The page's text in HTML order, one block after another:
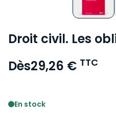
Droit civil. Les
Dès29,26 € TTC
En stock